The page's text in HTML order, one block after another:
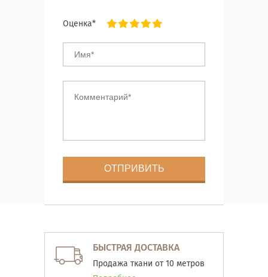
Оценка*
БЫСТРАЯ ДОСТАВКА
Продажа ткани от 10 метров